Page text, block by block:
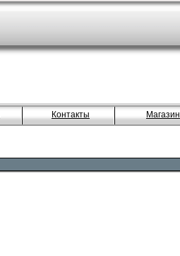
Контакты Магазин